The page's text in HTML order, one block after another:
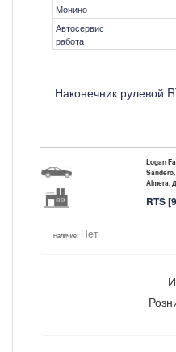
Монино
Автосервис
работа
Наконечник рулевой
Logan
Almera,
RTS
Наличие: Нет